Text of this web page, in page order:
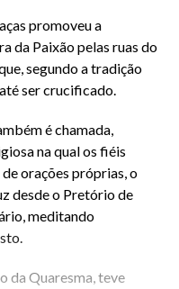
promoveu a
da Paixão pelas ruas do
segundo a tradição
ser crucificado.
é chamada,
na qual os fiéis
orações próprias, o
desde o Pretório de
meditando
da Quaresma, teve